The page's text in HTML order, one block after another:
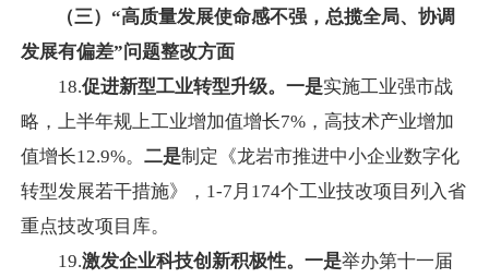
（三）“高质量发展使命感不强，总揽全局、协调
发展有偏差”问题整改方面
18.促进新型工业转型升级。一是实施工业强市战
略，上半年规上工业增加值增长7%，高技术产业增加
值增长12.9%。 二是制定《龙岩市推进中小企业数字化
转型发展若干措施》，1-7月174个工业技改项目列入省
重点技改项目库。
19.激发企业科技创新积极性。一是举办第十一届